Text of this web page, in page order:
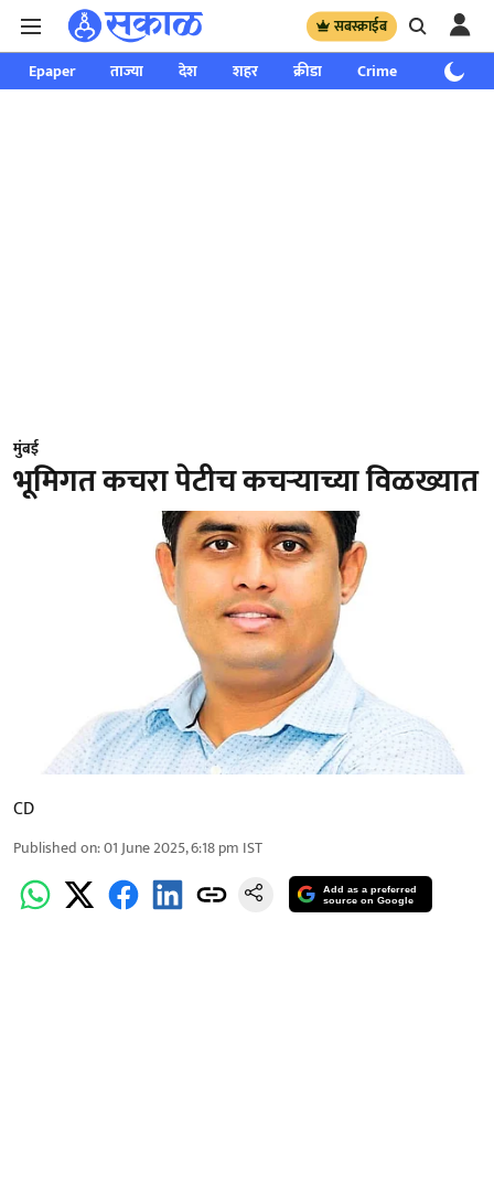
सबस्क्राईब
Epaper ताज्या देश शहर क्रीडा Crime साप्ताहिक
मुंबई
भूमिगत कचरा पेटीच कचऱ्याच्या विळख्यात
CD
Published on:01 June 2025, 6:18 pm IST
Add as a preferred
source on Google